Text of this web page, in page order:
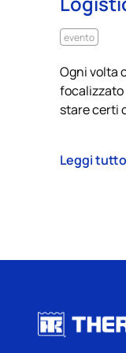
evento
Ogni volta
focalizzato
stare certi
Leggi tutto